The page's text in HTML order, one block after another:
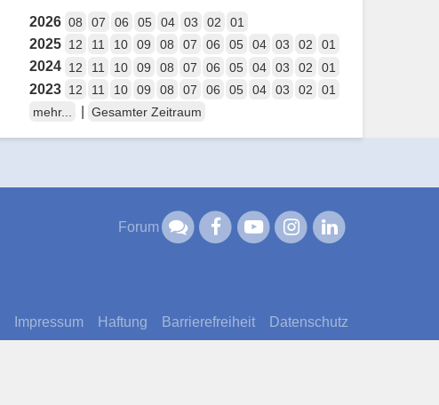
2026 08 07 06 05 04 03 02 01
2025 12 11 10 09 08 07 06 05 04 03 02 01
2024 12 11 10 09 08 07 06 05 04 03 02 01
2023 12 11 10 09 08 07 06 05 04 03 02
01
mehr...
Gesamter Zeitraum
Forum
Impressum Haftung Barrierefreiheit Datenschutz